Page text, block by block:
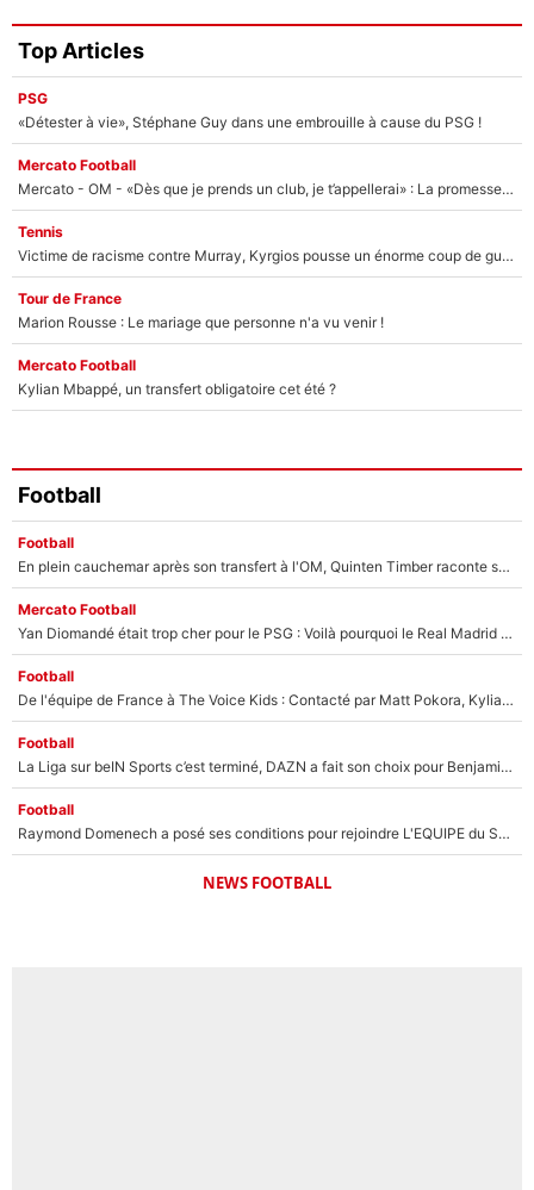
Top Articles
PSG
«Détester à vie», Stéphane Guy dans une embrouille à cause du PSG !
Mercato Football
Mercato - OM - «Dès que je prends un club, je t’appellerai» : La promesse de Marcelino au moment de claquer la porte
Tennis
Victime de racisme contre Murray, Kyrgios pousse un énorme coup de gueule !
Tour de France
Marion Rousse : Le mariage que personne n'a vu venir !
Mercato Football
Kylian Mbappé, un transfert obligatoire cet été ?
Football
Football
En plein cauchemar après son transfert à l'OM, Quinten Timber raconte ses doutes après sa signature à Marseille
Mercato Football
Yan Diomandé était trop cher pour le PSG : Voilà pourquoi le Real Madrid a accepté de payer la somme record de 140M€ pour boucler son transfert !
Football
De l'équipe de France à The Voice Kids : Contacté par Matt Pokora, Kylian Mbappé a accepté de jouer un rôle inédit sur TF1 !
Football
La Liga sur beIN Sports c’est terminé, DAZN a fait son choix pour Benjamin Da Silva et Omar Da Fonseca !
Football
Raymond Domenech a posé ses conditions pour rejoindre L'EQUIPE du Soir : Il refuse de faire l'émission avec un autre chroniqueur !
NEWS FOOTBALL